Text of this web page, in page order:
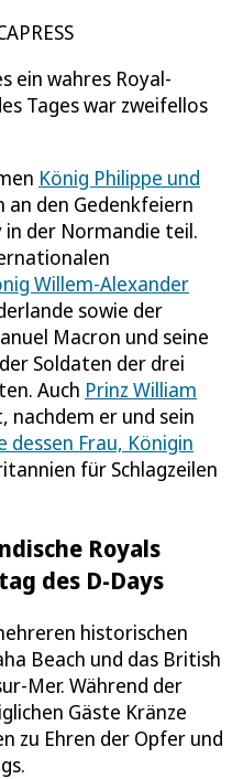
ein wahres Royal-
Tages war zweifellos
König Philippe und
an den Gedenkfeiern
in der Normandie teil.
Willem-Alexander
sowie der
Macron und seine
Soldaten der drei
Auch Prinz William
nachdem er und sein
dessen Frau, Königin
für Schlagzeilen
Royals
des D-Days
historischen
Beach und das British
Mer. Während der
Gäste Kränze
zu Ehren der Opfer und